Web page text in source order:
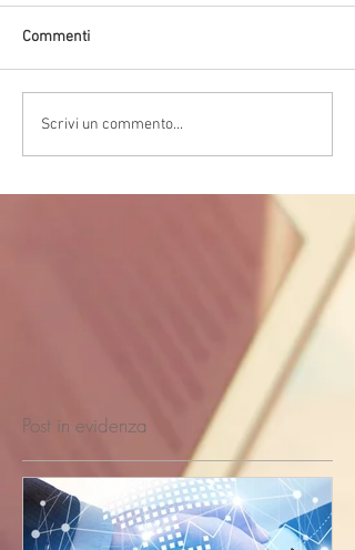
Commenti
Scrivi un commento...
Post in evidenza